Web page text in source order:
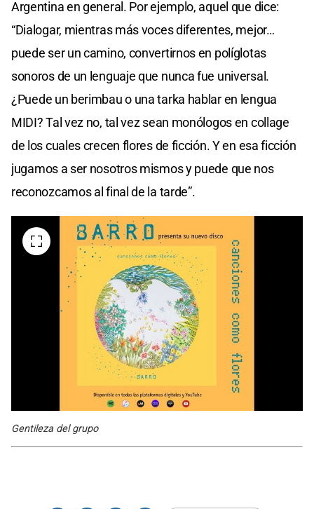
Argentina en general. Por ejemplo, aquel que dice:
“Dialogar, mientras más voces diferentes, mejor…
puede ser un camino, convertirnos en políglotas
sonoros de un lenguaje que nunca fue universal.
¿Puede un berimbau o una tarka hablar en lengua
MIDI? Tal vez no, tal vez sean monólogos en collage
de los cuales crecen flores de ficción. Y en esa ficción
jugamos a ser nosotros mismos y puede que nos
reconozcamos al final de la tarde”.
Gentileza del grupo